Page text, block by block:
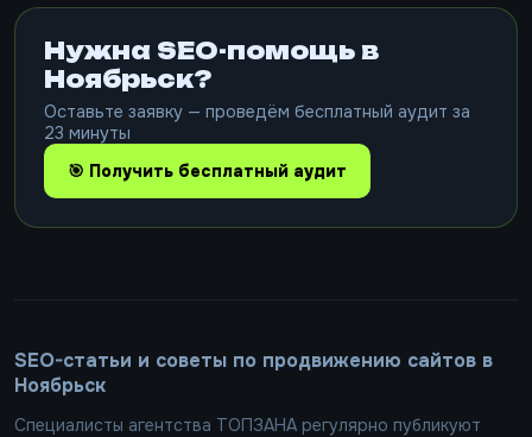
Нужна SEO-помощь в
Ноябрьск?
Оставьте заявку — проведём бесплатный аудит за
23 минуты
🎯 Получить бесплатный аудит
SEO-статьи и советы по продвижению сайтов в
Ноябрьск
Специалисты агентства ТОПЗАНА регулярно публикуют